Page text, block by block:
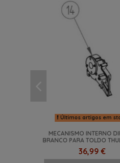
Últimos artigos em
MECANISMO INTERNO
BRANCO PARA TOLDO
36,99 €